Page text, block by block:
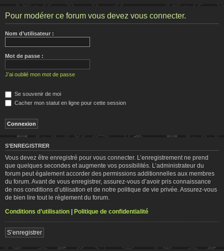
Pour modérer ce forum vous devez vous connecter.
Nom d’utilisateur :
Mot de passe :
J’ai oublié mon mot de passe
Se souvenir de moi
Cacher mon statut en ligne pour cette session
S’ENREGISTRER
Vous devez être enregistré pour vous connecter. L’enregistrement ne prend
que quelques secondes et augmente vos possibilités. L’administrateur du
forum peut également accorder des permissions additionnelles aux membres
du forum. Avant de vous enregistrer, assurez-vous d’avoir pris connaissance
de nos conditions d’utilisation et de notre politique de vie privée. Assurez-vous
de bien lire tout le règlement du forum.
Conditions d’utilisation | Politique de confidentialité
S’enregistrer